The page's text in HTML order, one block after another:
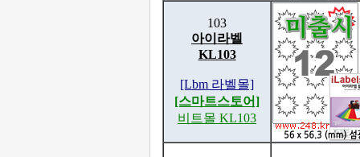
103
아이라벨
KL103
[Lbm 라벨몰]
[스마트스토어]
비트몰 KL103